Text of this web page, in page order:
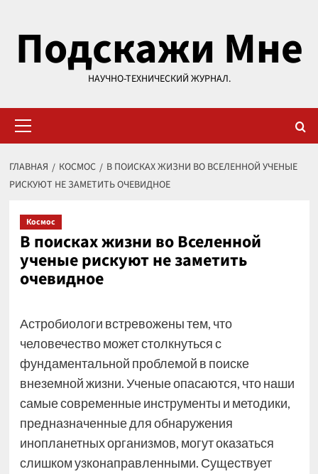
содержимому
Подскажи Мне
НАУЧНО-ТЕХНИЧЕСКИЙ ЖУРНАЛ.
меню
ГЛАВНАЯ КОСМОС
В ПОИСКАХ ЖИЗНИ ВО ВСЕЛЕННОЙ УЧЕНЫЕ
РИСКУЮТ НЕ ЗАМЕТИТЬ ОЧЕВИДНОЕ
Космос
В поисках жизни во Вселенной
ученые рискуют не заметить
очевидное
Астробиологи встревожены тем, что
человечество может столкнуться с
фундаментальной проблемой в поиске
внеземной жизни. Ученые опасаются, что наши
самые современные инструменты и методики,
предназначенные для обнаружения
инопланетных организмов, могут оказаться
слишком узконаправленными. Существует